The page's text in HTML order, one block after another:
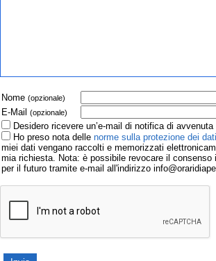
Nome (opzionale)
E-Mail (opzionale)
Desidero ricevere un’e-mail di notifica di
Ho preso nota delle norme sulla protezione dei dati
miei dati vengano raccolti e memorizzati
mia richiesta. Nota: è possibile revocare il consenso
per il futuro tramite e-mail all'indirizzo